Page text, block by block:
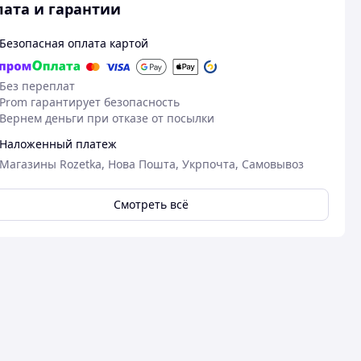
и гарантии
Безопасная оплата картой
Без переплат
Prom гарантирует безопасность
Вернем деньги при отказе от посылки
Наложенный платеж
Магазины Rozetka, Нова Пошта, Укрпочта, Самовывоз
Смотреть всё